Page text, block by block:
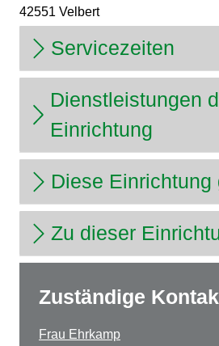
42551 Velbert
Servicezeiten
Dienstleistungen
Einrichtung
Diese Einrichtung
Zu dieser
Zuständige
Frau Ehrkamp